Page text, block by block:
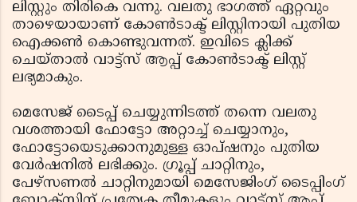
ലിസ്റ്റും തിരികെ വന്നു. വലതു ഭാഗത്ത് ഏറ്റവും
താഴെയായാണ് കോണ്‍ടാക്ട് ലിസ്റ്റിനായി പുതിയ
ഐക്കണ്‍ കൊണ്ടുവന്നത്. ഇവിടെ ക്ലിക്ക്
ചെയ്താല്‍ വാട്ട്‌സ് ആപ്പ് കോണ്‍ടാക്ട് ലിസ്റ്റ്
ലഭ്യമാകും.
മെസേജ് ടൈപ്പ് ചെയ്യുന്നിടത്ത് തന്നെ വലതു
വശത്തായി ഫോട്ടോ അറ്റാച്ച് ചെയ്യാനും,
ഫോട്ടോയെടുക്കാനുമുള്ള ഓപ്ഷനും പുതിയ
വേര്‍ഷനില്‍ ലഭിക്കും. ഗ്രൂപ്പ് ചാറ്റിനും,
പേഴ്‌സണല്‍ ചാറ്റിനുമായി മെസേജിംഗ് ടൈപ്പിംഗ്